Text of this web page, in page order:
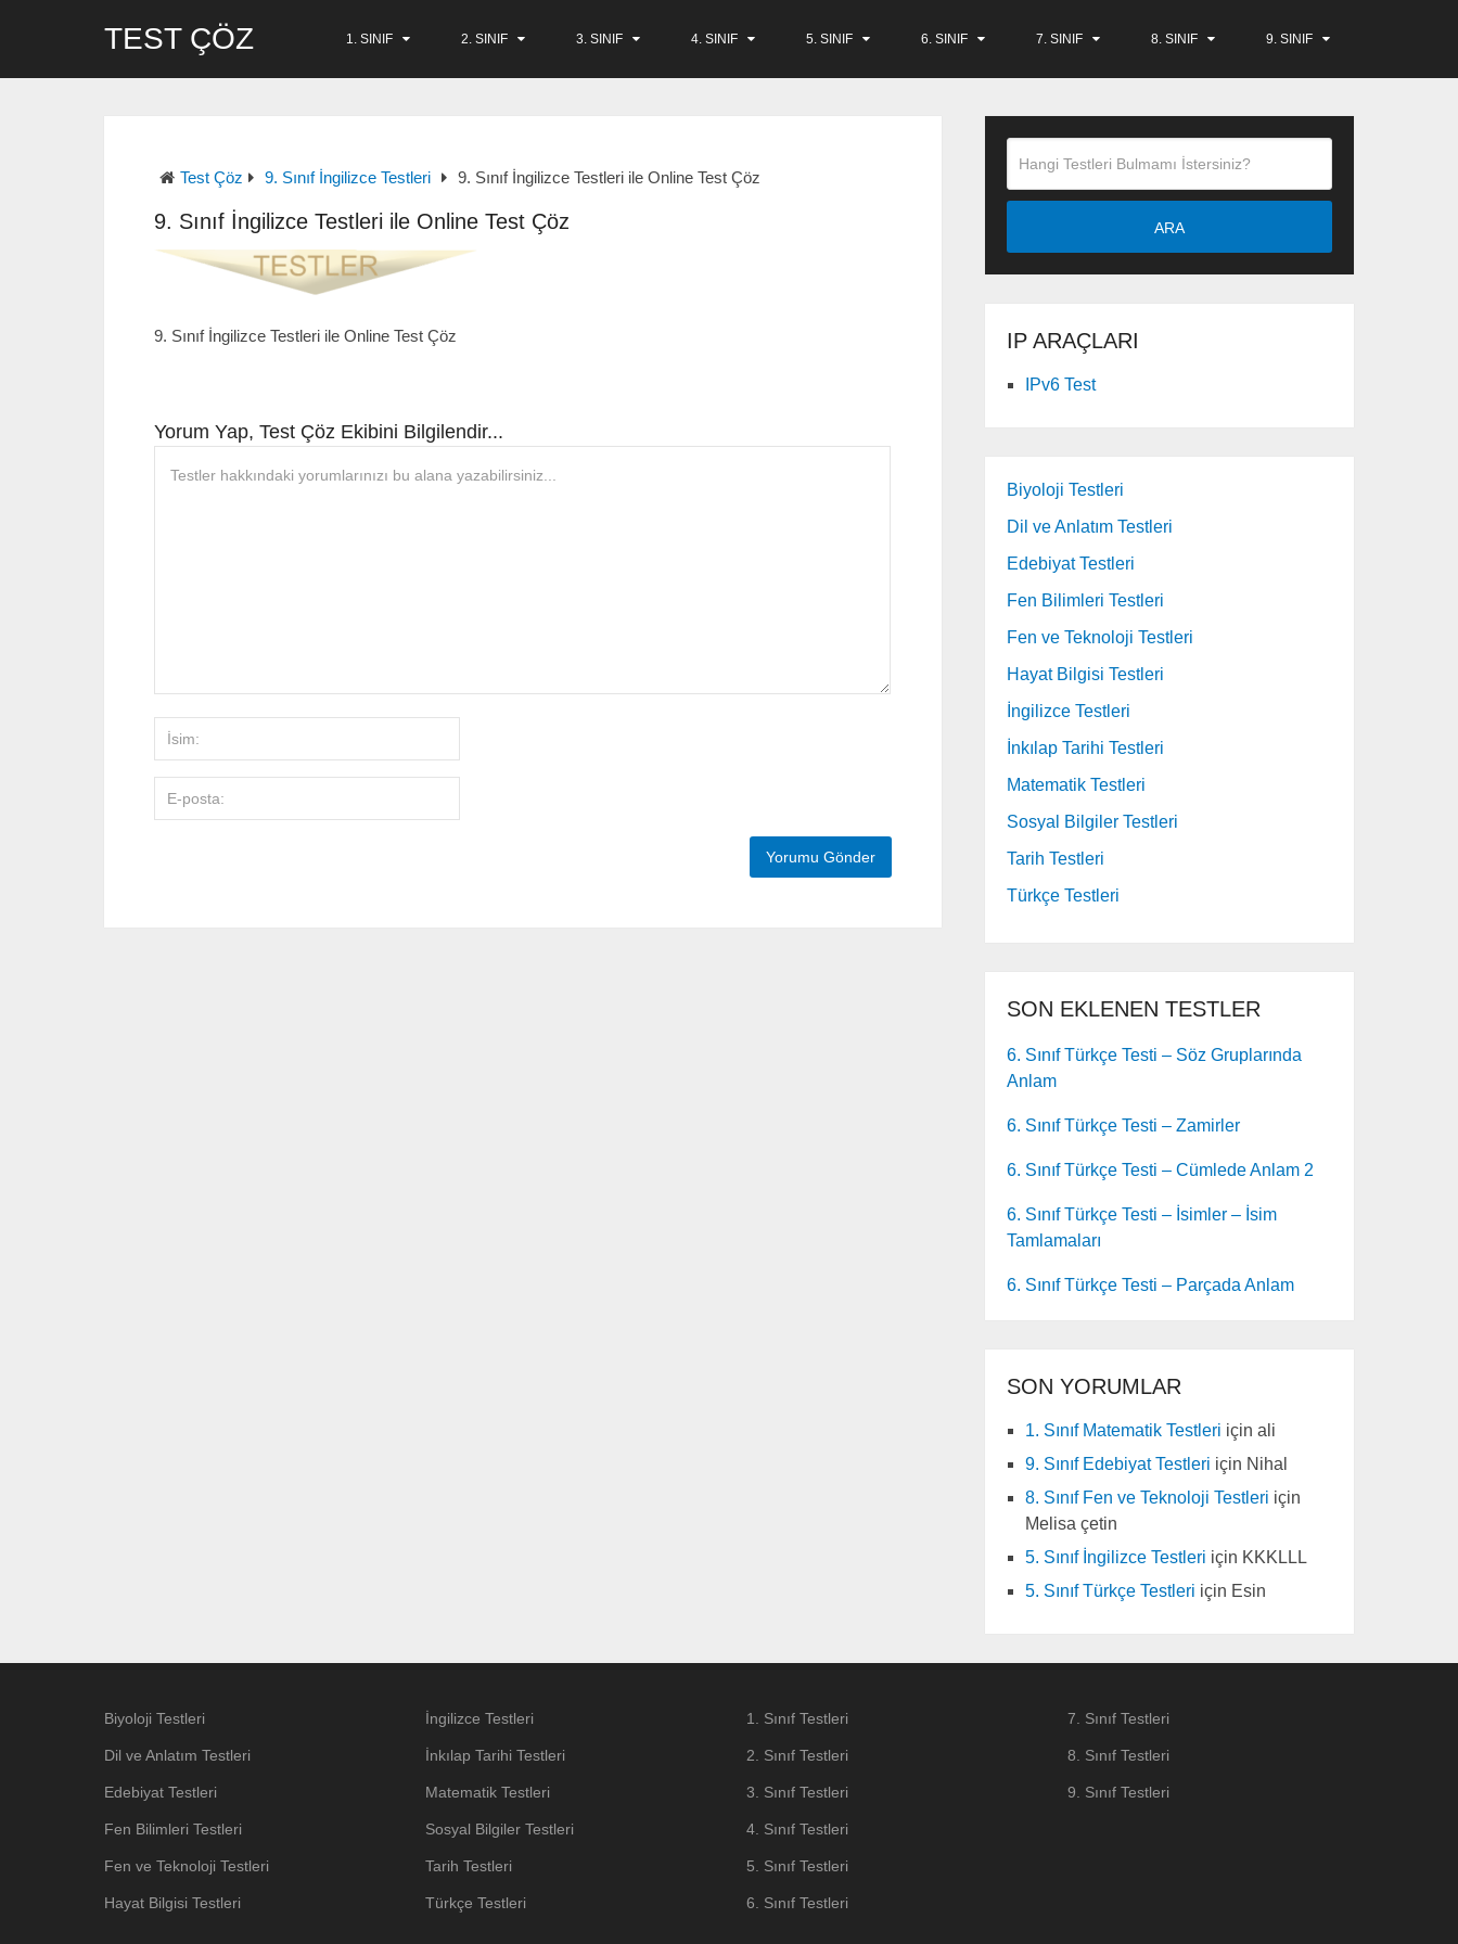
TEST ÇÖZ 1. SINIF 2. SINIF 3. SINIF 4. SINIF 5. SINIF 6. SINIF 7. SINIF 8. SINIF 9. SINIF
Test Çöz 9. Sınıf İngilizce Testleri 9. Sınıf İngilizce Testleri ile Online Test Çöz
9. Sınıf İngilizce Testleri ile Online Test Çöz
9. Sınıf İngilizce Testleri ile Online Test Çöz
Yorum Yap, Test Çöz Ekibini Bilgilendir...
ARA
IP ARAÇLARI
IPv6 Test
Biyoloji Testleri
Dil ve Anlatım Testleri
Edebiyat Testleri
Fen Bilimleri Testleri
Fen ve Teknoloji Testleri
Hayat Bilgisi Testleri
İngilizce Testleri
İnkılap Tarihi Testleri
Matematik Testleri
Sosyal Bilgiler Testleri
Tarih Testleri
Türkçe Testleri
SON EKLENEN TESTLER
6. Sınıf Türkçe Testi – Söz Gruplarında
Anlam
6. Sınıf Türkçe Testi – Zamirler
6. Sınıf Türkçe Testi – Cümlede Anlam 2
6. Sınıf Türkçe Testi – İsimler – İsim
Tamlamaları
6. Sınıf Türkçe Testi – Parçada Anlam
SON YORUMLAR
1. Sınıf Matematik Testleri içinali
9. Sınıf Edebiyat Testleri için Nihal
8. Sınıf Fen ve Teknoloji Testleri için
Melisa çetin
5. Sınıf İngilizce Testleri için KKKLLL
5. Sınıf Türkçe Testleri için Esin
Biyoloji Testleri
Dil ve Anlatım Testleri
Edebiyat Testleri
Fen Bilimleri Testleri
Fen ve Teknoloji Testleri
Hayat Bilgisi Testleri
İngilizce Testleri
İnkılap Tarihi Testleri
Matematik Testleri
Sosyal Bilgiler Testleri
Tarih Testleri
Türkçe Testleri
1. Sınıf Testleri
2. Sınıf Testleri
3. Sınıf Testleri
4. Sınıf Testleri
5. Sınıf Testleri
6. Sınıf Testleri
7. Sınıf Testleri
8. Sınıf Testleri
9. Sınıf Testleri